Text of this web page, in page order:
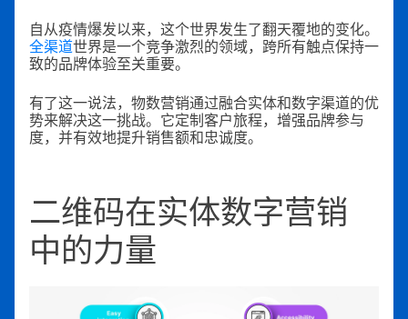
自从疫情爆发以来，这个世界发生了翻天覆地的变化。
全渠道世界是一个竞争激烈的领域，跨所有触点保持一
致的品牌体验至关重要。
有了这一说法，物数营销通过融合实体和数字渠道的优
势来解决这一挑战。它定制客户旅程，增强品牌参与
度，并有效地提升销售额和忠诚度。
二维码在实体数字营销
中的力量